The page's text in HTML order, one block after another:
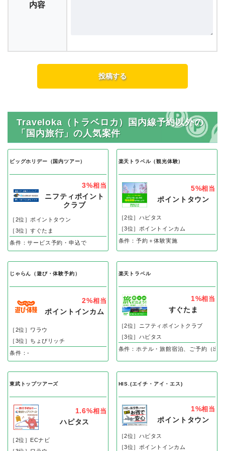
内容
Traveloka（トラベロカ）国内線予約以外の
「国内旅行」の人気案件
ビッグホリデー（国内ツアー）
3%相当
ニフティポイント
クラブ
［2位］ポイントタウン
［3位］すぐたま
条件：サービス予約・申込で
楽天トラベル（観光体験）
5%相当
ポイントタウン
［2位］ハピタス
［3位］ポイントインカム
条件：予約＋体験実施
じゃらん（遊び・体験予約）
2%相当
ポイントインカム
［2位］ワラウ
［3位］ちょびリッチ
条件：-
楽天トラベル
1%相当
すぐたま
［2位］ニフティポイントクラブ
［3位］ハピタス
条件：ホテル・旅館宿泊、ご予約（出
東武トップツアーズ
1.6%相当
ハピタス
［2位］ECナビ
HIS.(エイチ・アイ・エス)
1%相当
ポイントタウン
［2位］ハピタス
［3位］ポイントインカム